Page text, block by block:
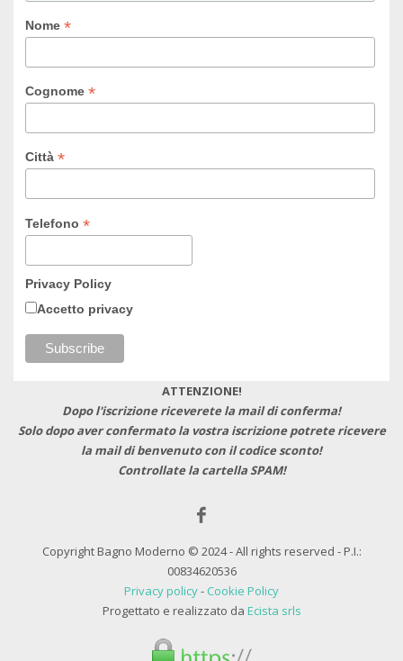
Nome *
Cognome *
Città *
Telefono *
Privacy Policy
Accetto privacy
ATTENZIONE!
Dopo l'iscrizione riceverete la mail di conferma!
Solo dopo aver confermato la vostra iscrizione potrete ricevere
la mail di benvenuto con il codice sconto!
Controllate la cartella SPAM!
Copyright Bagno Moderno © 2024 - All rights reserved - P.I.:
00834620536
Privacy policy- Cookie Policy
Progettato e realizzato da Ecista srls